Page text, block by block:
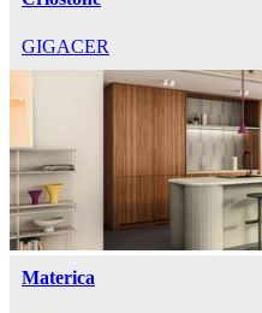
GIGACER
Materica